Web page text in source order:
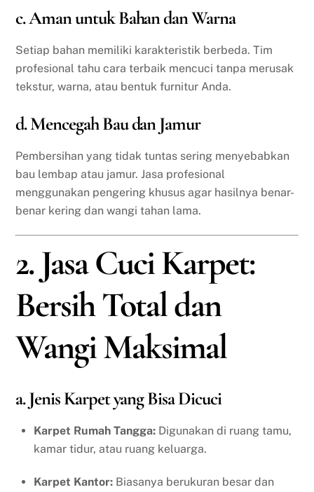
c. Aman untuk Bahan dan Warna
Setiap bahan memiliki karakteristik berbeda. Tim
profesional tahu cara terbaik mencuci tanpa merusak
tekstur, warna, atau bentuk furnitur Anda.
d. Mencegah Bau dan Jamur
Pembersihan yang tidak tuntas sering menyebabkan
bau lembap atau jamur. Jasa profesional
menggunakan pengering khusus agar hasilnya benar-
benar kering dan wangi tahan lama.
2. Jasa Cuci Karpet:
Bersih Total dan
Wangi Maksimal
a. Jenis Karpet yang Bisa Dicuci
Karpet Rumah Tangga: Digunakan di ruang tamu,
kamar tidur, atau ruang keluarga.
Karpet Kantor: Biasanya berukuran besar dan